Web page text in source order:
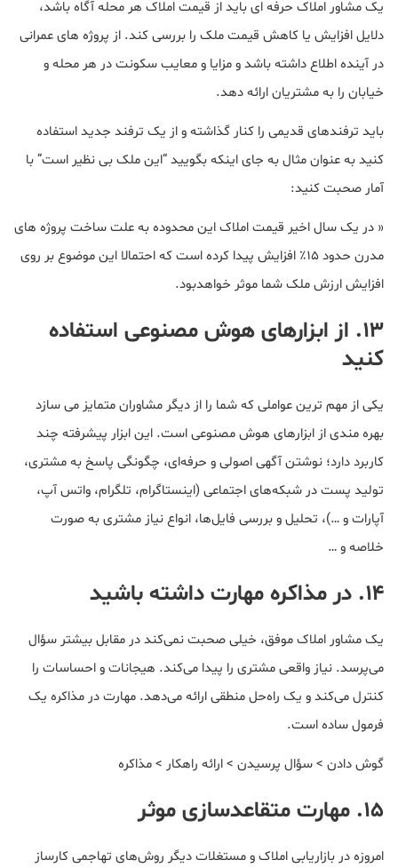
یک مشاور املاک حرفه ای باید از قیمت املاک هر محله آگاه باشد،
دلایل افزایش یا کاهش قیمت ملک را بررسی کند. از پروژه های عمرانی
در آینده اطلاع داشته باشد و مزایا و معایب سکونت در هر محله و
خیابان را به مشتریان ارائه دهد.
باید ترفندهای قدیمی را کنار گذاشته و از یک ترفند جدید استفاده
کنید به عنوان مثال به جای اینکه بگویید “این ملک بی نظیر است” با
آمار صحبت کنید:
« در یک سال اخیر قیمت املاک این محدوده به علت ساخت پروژه های
مدرن حدود ۱۵٪ افزایش پیدا کرده است که احتمالا این موضوع بر روی
افزایش ارزش ملک شما موثر خواهدبود.
۱۳. از ابزارهای هوش مصنوعی استفاده
کنید
یکی از مهم ترین عواملی که شما را از دیگر مشاوران متمایز می سازد
بهره مندی از ابزارهای هوش مصنوعی است. این ابزار پیشرفته چند
کاربرد دارد؛ نوشتن آگهی اصولی و حرفه‌ای، چگونگی پاسخ‌ به مشتری،
تولید پست در شبکه‌های اجتماعی (اینستاگرام، تلگرام، واتس آپ،
آپارات و …)، تحلیل و بررسی فایل‌ها، انواع نیاز مشتری به صورت
خلاصه و …
۱۴. در مذاکره مهارت داشته باشید
یک مشاور املاک موفق، خیلی صحبت نمی‌کند در مقابل بیشتر سؤال
می‌پرسد. نیاز واقعی مشتری را پیدا می‌کند. هیجانات و احساسات را
کنترل می‌کند و یک راه‌حل منطقی ارائه می‌دهد. مهارت در مذاکره یک
فرمول ساده است.
گوش دادن > سؤال پرسیدن > ارائه راهکار > مذاکره
۱۵. مهارت متقاعدسازی موثر
امروزه در بازاریابی املاک و مستغلات دیگر روش‌های تهاجمی کارساز